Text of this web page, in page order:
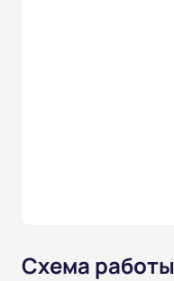
Схема работы